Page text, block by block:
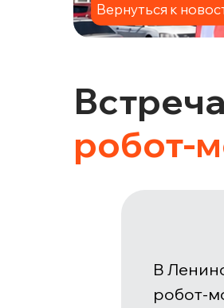
Вернуться к
робот-
В
робот-